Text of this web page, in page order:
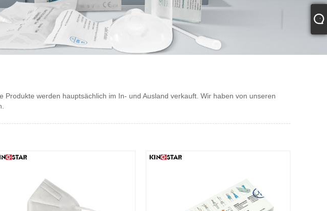
werden hauptsächlich im In- und Ausland verkauft. Wir haben von unseren